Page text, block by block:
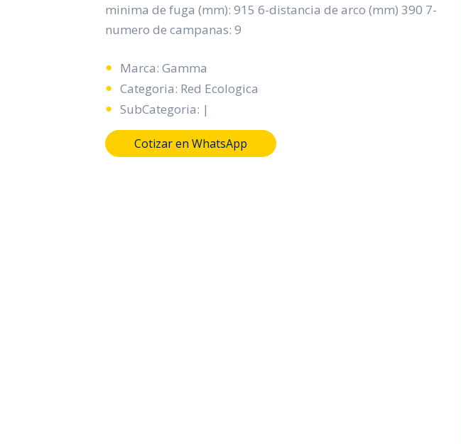
minima de fuga (mm): 915 6-distancia de arco (mm) 390 7-
numero de campanas: 9
Marca: Gamma
Categoria: Red Ecologica
SubCategoria: |
Cotizar en WhatsApp